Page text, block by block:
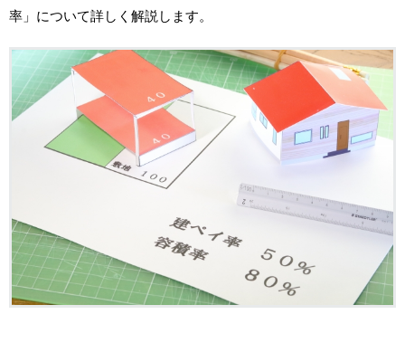
率」について詳しく解説します。